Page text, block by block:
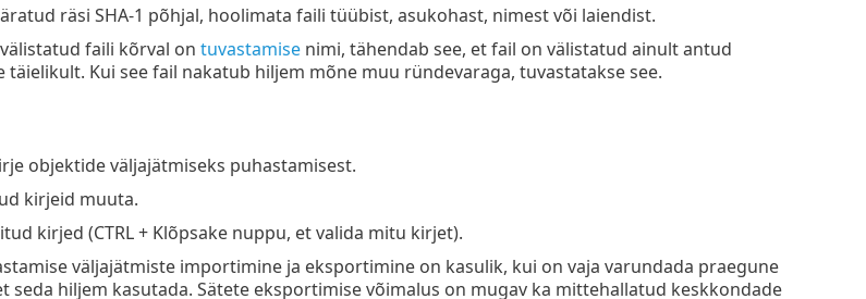
räsi SHA-1 põhjal, hoolimata faili tüübist, asukohast, nimest või laiendist.
faili kõrval on tuvastamisenimi, tähendab see, et fail on välistatud ainult antud
Kui see fail nakatub hiljem mõne muu ründevaraga, tuvastatakse see.
objektide väljajätmiseks puhastamisest.
kirjeid muuta.
kirjed (CTRL + Klõpsake nuppu, et valida mitu kirjet).
väljajätmiste importimine ja eksportimine on kasulik, kui on vaja varundada praegune
seda hiljem kasutada. Sätete eksportimise võimalus on mugav ka mittehallatud keskkondade